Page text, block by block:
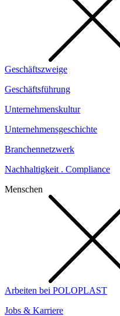
Geschäftszweige
Geschäftsführung
Unternehmenskultur
Unternehmensgeschichte
Branchennetzwerk
Nachhaltigkeit . Compliance
Menschen
Arbeiten bei POLOPLAST
Jobs & Karriere